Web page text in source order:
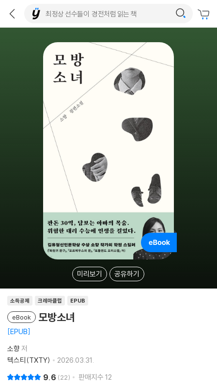
미리보기 공유하기
소득공제 크레마클럽 EPUB
eBook 모방소녀
EPUB
소향 저
텍스티(TXTY)
2026.03.31.
9.6 22 판매지수 12